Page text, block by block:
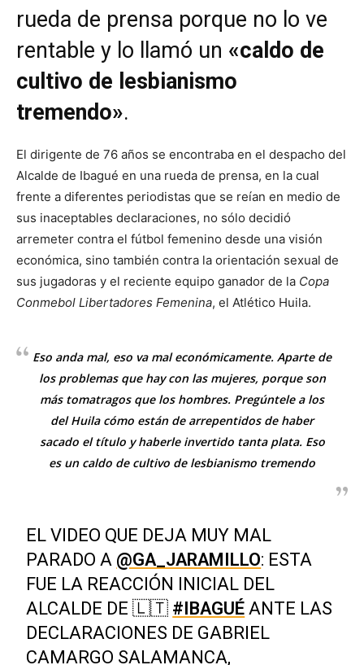
rueda de prensa porque no lo ve
rentable y lo llamó un «caldo de
cultivo de lesbianismo
tremendo».
El dirigente de 76 años se encontraba en el despacho del
Alcalde de Ibagué en una rueda de prensa, en la cual
frente a diferentes periodistas que se reían en medio de
sus inaceptables declaraciones, no sólo decidió
arremeter contra el fútbol femenino desde una visión
económica, sino también contra la orientación sexual de
sus jugadoras y el reciente equipo ganador de la Copa
Conmebol Libertadores Femenina, el Atlético Huila.
Eso anda mal, eso va mal económicamente. Aparte de
los problemas que hay con las mujeres, porque son
más tomatragos que los hombres. Pregúntele a los
del Huila cómo están de arrepentidos de haber
sacado el título y haberle invertido tanta plata. Eso
es un caldo de cultivo de lesbianismo tremendo
EL VIDEO QUE DEJA MUY MAL
PARADO A @GA_JARAMILLO: ESTA
FUE LA REACCIÓN INICIAL DEL
ALCALDE DE 🇱🇹 #IBAGUÉ ANTE LAS
DECLARACIONES DE GABRIEL
CAMARGO SALAMANCA,